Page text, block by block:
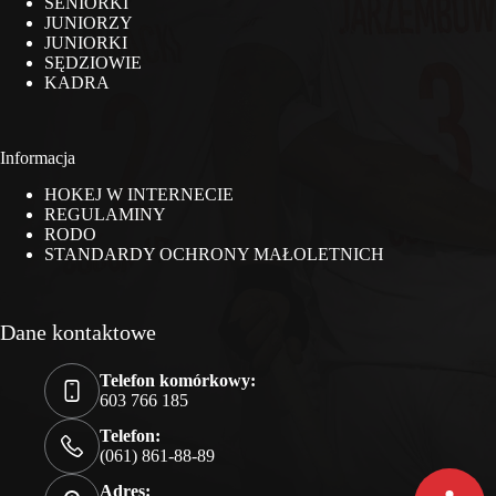
JUNIORZY
JUNIORKI
SĘDZIOWIE
KADRA
Informacja
HOKEJ W INTERNECIE
REGULAMINY
RODO
STANDARDY OCHRONY MAŁOLETNICH
Dane kontaktowe
Telefon komórkowy:
603 766 185
Telefon:
(061) 861-88-89
Adres: